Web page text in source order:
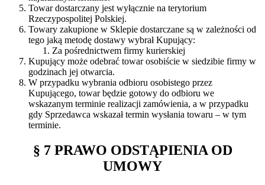
Towar dostarczany jest wyłącznie na terytorium
Rzeczypospolitej Polskiej.
Towary zakupione w Sklepie dostarczane są w zależności od
tego jaką metodę dostawy wybrał Kupujący:
Za pośrednictwem firmy kurierskiej
Kupujący może odebrać towar osobiście w siedzibie firmy w
godzinach jej otwarcia.
W przypadku wybrania odbioru osobistego przez
Kupującego, towar będzie gotowy do odbioru we
wskazanym terminie realizacji zamówienia, a w przypadku
gdy Sprzedawca wskazał termin wysłania towaru – w tym
terminie.
§ 7 PRAWO ODSTĄPIENIA OD
UMOWY